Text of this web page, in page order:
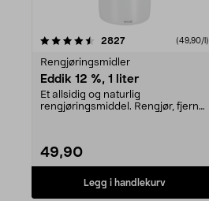
2827anmeldelser(49,90/l)
Rengjøringsmidler
Eddik 12 %, 1 liter
Et allsidig og naturlig
rengjøringsmiddel. Rengjør, fjerner
49,90
Legg i handlekurv